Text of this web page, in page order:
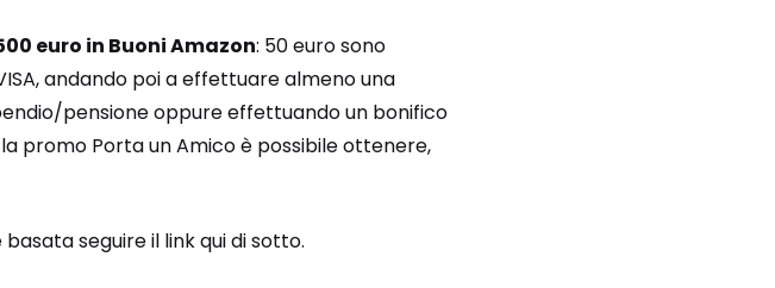
euro in Buoni Amazon: 50 euro sono
andando poi a effettuare almeno una
pensione oppure effettuando un bonifico
promo Porta un Amico è possibile ottenere,
seguire il link qui di sotto.